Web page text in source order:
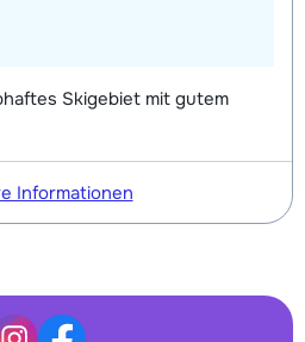
Skigebiet mit gutem
Informationen